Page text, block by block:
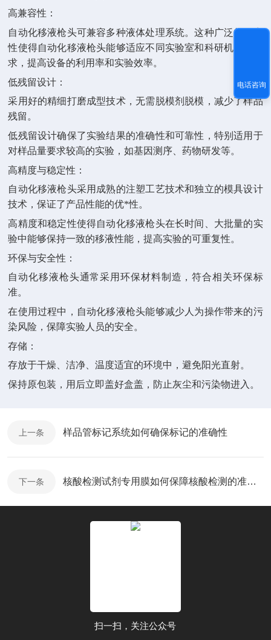
高兼容性：
自动化移液枪头可兼容多种液体处理系统。这种广泛的兼容
性使得自动化移液枪头能够适应不同实验室和科研机构的需
求，提高设备的利用率和实验效率。
低残留设计：
采用好的精细打磨成型技术，无需脱模剂脱模，减少了样品
残留。
低残留设计确保了实验结果的准确性和可靠性，特别适用于
对样品量要求较高的实验，如基因测序、药物研发等。
高精度与稳定性：
自动化移液枪头采用成熟的注塑工艺技术和独立的模具设计
技术，保证了产品性能的优*性。
高精度和稳定性使得自动化移液枪头在长时间、大批量的实
验中能够保持一致的移液性能，提高实验的可重复性。
环保与安全性：
自动化移液枪头通常采用环保材料制造，符合相关环保标
准。
在使用过程中，自动化移液枪头能够减少人为操作带来的污
染风险，保障实验人员的安全。
存储：
存放于干燥、洁净、温度适宜的环境中，避免阳光直射。
保持原包装，用后立即盖好盒盖，防止灰尘和污染物进入。
上一条 样品管标记系统如何确保标记的准确性
下一条 核酸检测试剂专用膜如何保障核酸检测的准确性？
扫一扫，关注公众号
电话咨询